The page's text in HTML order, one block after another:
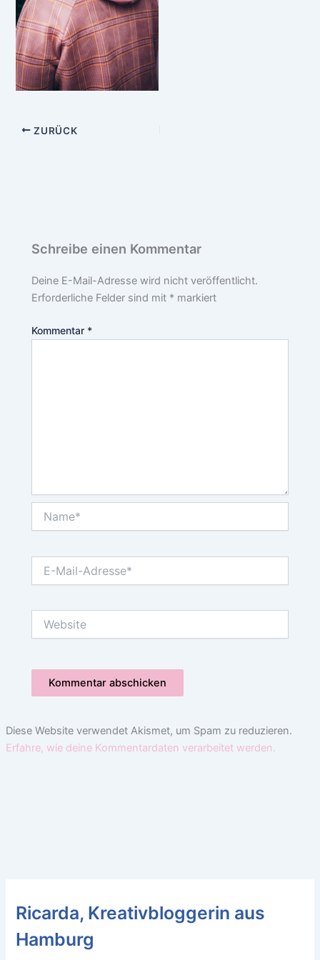
ZURÜCK
Schreibe einen Kommentar
Deine E-Mail-Adresse wird nicht veröffentlicht.
Erforderliche Felder sind mit * markiert
Kommentar *
Mail-
Diese Website verwendet Akismet, um Spam zu reduzieren.
Erfahre, wie deine Kommentardaten verarbeitet werden.
Ricarda, Kreativbloggerin aus
Hamburg